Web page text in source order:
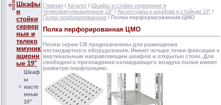
Шкафы
и
стойки
сервер
ные и
телеко
ммуник
ационн
ые 19"
Шкаф
ы
насте
нные
10"
Главная / Каталог / Шкафы и стойки серверные и
телекоммуникационные 19" /Аксессуары к шкафам и стойкам 19" /
Полки перфорированные / Полка перфорированная ЦМО
Полка перфорированная ЦМО
Полки серии СВ предназначены для размещения
нестандартного оборудования. Имеют четыре точки фиксации к
вертикальным направляющим шкафов и открытых стоек. Для
свободного прохождения охлаждающего воздуха полки имеют
развитую перфорацию.